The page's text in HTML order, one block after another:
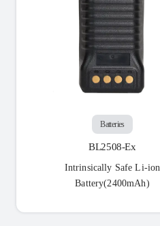
Batteries
BL2508-Ex
Intrinsically Safe Li-ion
Battery(2400mAh)